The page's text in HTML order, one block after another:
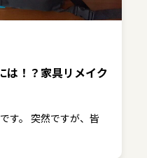
は！？家具リメイク
す。 突然ですが、皆